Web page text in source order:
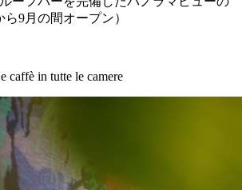
9月の間オープン）
caffè in tutte le camere